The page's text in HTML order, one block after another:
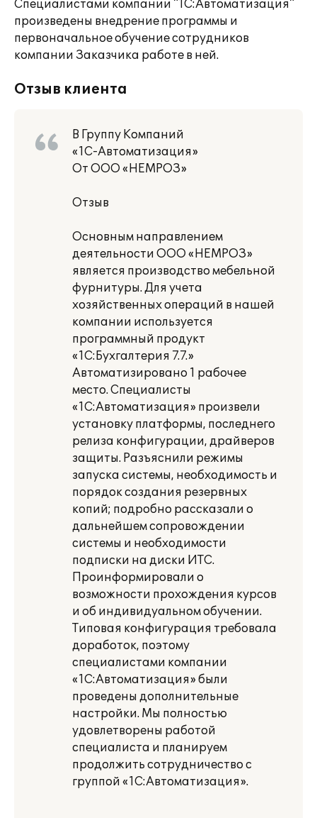
Специалистами компании "1С:Автоматизация"
произведены внедрение программы и
первоначальное обучение сотрудников
компании Заказчика работе в ней.
Отзыв клиента
В Группу Компаний
«1С-Автоматизация»
От ООО «НЕМРОЗ»
Отзыв
Основным направлением
деятельности ООО «НЕМРОЗ»
является производство мебельной
фурнитуры. Для учета
хозяйственных операций в нашей
компании используется
программный продукт
«1С:Бухгалтерия 7.7.»
Автоматизировано 1 рабочее
место. Специалисты
«1С:Автоматизация» произвели
установку платформы, последнего
релиза конфигурации, драйверов
защиты. Разъяснили режимы
запуска системы, необходимость и
порядок создания резервных
копий; подробно рассказали о
дальнейшем сопровождении
системы и необходимости
подписки на диски ИТС.
Проинформировали о
возможности прохождения курсов
и об индивидуальном обучении.
Типовая конфигурация требовала
доработок, поэтому
специалистами компании
«1С:Автоматизация» были
проведены дополнительные
настройки. Мы полностью
удовлетворены работой
специалиста и планируем
продолжить сотрудничество с
группой «1С:Автоматизация».